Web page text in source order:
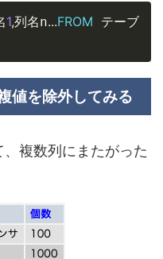
1,列名n...FROM テーブ
Copy
値を除外してみる
複数列にまたがった